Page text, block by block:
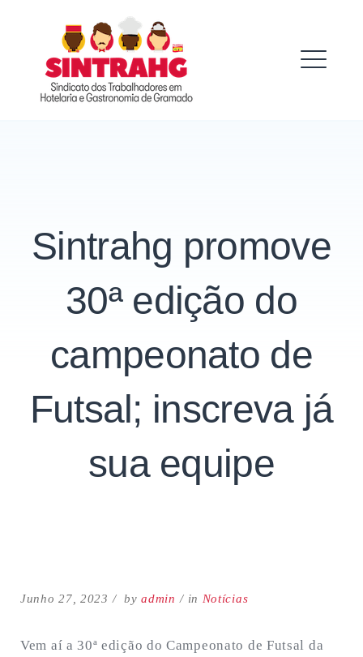
SINTRAHG
Sintrahg promove
30ª edição do
campeonato de
Futsal; inscreva já
sua equipe
Junho 27, 2023 byadmin in Notícias
Vem aí a 30ª edição do Campeonato de Futsal da